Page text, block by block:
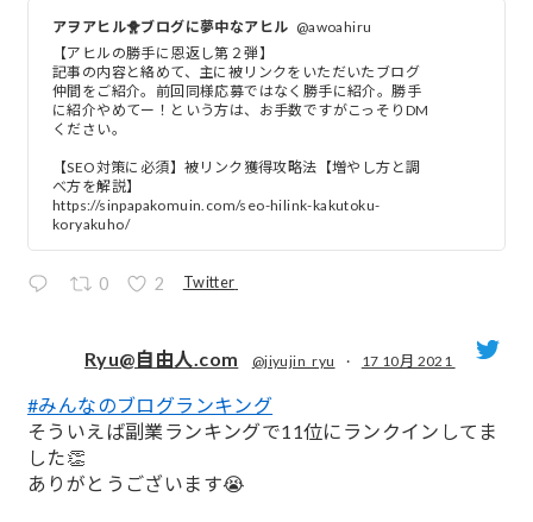
アヲアヒル🐥ブログに夢中なアヒル @awoahiru
【アヒルの勝手に恩返し第２弾】
記事の内容と絡めて、主に被リンクをいただいたブログ
仲間をご紹介。前回同様応募ではなく勝手に紹介。勝手
に紹介やめてー！という方は、お手数ですがこっそりDM
ください。
【SEO対策に必須】被リンク獲得攻略法【増やし方と調
べ方を解説】
https://sinpapakomuin.com/seo-hilink-kakutoku-
koryakuho/
0 2 Twitter
;
Ryu@自由人.com @jiyujin_ryu · 17 10月 2021
#みんなのブログランキング
そういえば副業ランキングで11位にランクインしてま
した👏
ありがとうございます😭